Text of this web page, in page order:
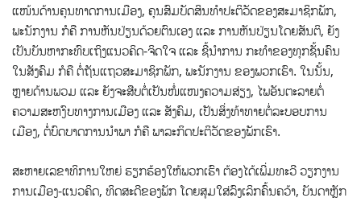
ແໜ້ນດ້ານຄຸນທາດການເມືອງ, ຄຸນສົມບັດສິນທຳປະຕິວັດຂອງສະມາຊິກພັກ,
ພະນັກງານ ກໍຄື ການຫັນປ່ຽນດ້ວຍຕົນເອງ ແລະ ການຫັນປ່ຽນໂດຍສັນຕິ, ຍັງ
ເປັນບັນຫາກະທົບເຖິງແນວຄິດ-ຈິດໃຈ ແລະ ຊີ້ນໍາການ ກະທໍາຂອງທຸກຊັ້ນຄົນ
ໃນສັງຄົມ ກໍຄື ຕໍ່ຖັນແຖວສະມາຊິກພັກ, ພະນັກງານ ຂອງພວກເຮົາ. ໃນນັ້ນ,
ຫຼາຍດ້ານພວມ ແລະ ຍັງຈະສືບຕໍ່ເປັນໜໍ່ແໜງຄວາມສ່ຽງ, ໄພອັນຕະລາຍຕໍ່
ຄວາມສະຫງົບທາງການເມືອງ ແລະ ສັງຄົມ, ເປັນສິ່ງທ້າທາຍຕໍ່ລະບອບການ
ເມືອງ, ຕໍ່ບົດບາດການນໍາພາ ກໍຄື ພາລະກິດປະຕິວັດຂອງພັກເຮົາ.
ສະຫາຍເລຂາທິການໃຫຍ່ ຮຽກຮ້ອງໃຫ້ພວກເຮົາ ຕ້ອງໄດ້ເພີ່ມທະວີ ວຽກງານ
ການເມືອງ-ແນວຄິດ, ທິດສະດີຂອງພັກ ໂດຍສຸມໃສ່ລົງເລິກຄົ້ນຄວ້າ, ບັນດາຫຼັກ